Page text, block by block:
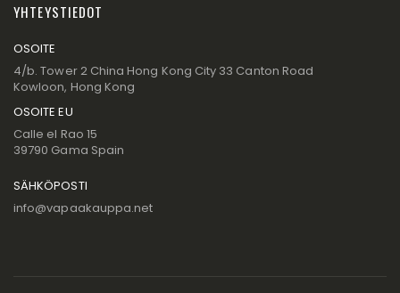
YHTEYSTIEDOT
OSOITE
4/b. Tower 2 China Hong Kong City 33 Canton Road
Kowloon, Hong Kong
OSOITE EU
Calle el Rao 15
39790 Gama Spain
SÄHKÖPOSTI
info@vapaakauppa.net